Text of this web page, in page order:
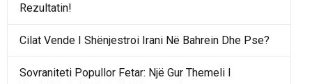
Rezultatin!
Cilat Vende I Shënjestroi Irani Në Bahrein Dhe Pse?
Sovraniteti Popullor Fetar: Një Gur Themeli I